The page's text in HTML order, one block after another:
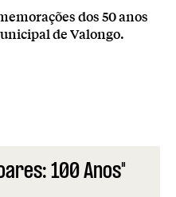
dos 50 anos
de Valongo.
100 Anos"